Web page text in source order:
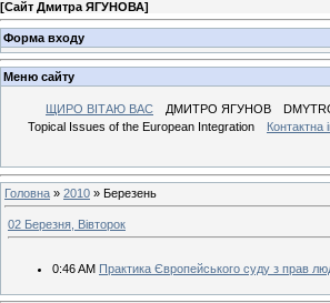
[Сайт Дмитра ЯГУНОВА]
Форма входу
Меню сайту
ЩИРО ВІТАЮ ВАС ДМИТРО ЯГУНОВ
Topical Issues of the European Integration
Контактна
Головна » 2010 » Березень
02 Березня, Вівторок
0:46 AM Практика Європейського суду з прав